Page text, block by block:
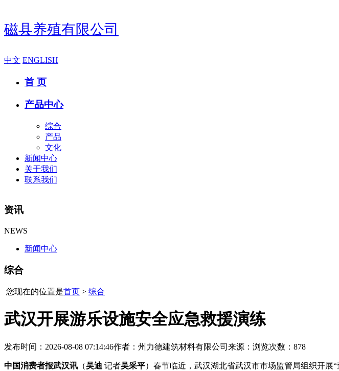
磁县养殖有限公司
中文 ENGLISH
首 页
产品中心
综合
产品
文化
新闻中心
关于我们
联系我们
资讯
NEWS
新闻中心
综合
您现在的位置是首页 > 综合
武汉开展游乐设施安全应急救援演练
发布时间：2026-08-08 07:14:46作者：州力德建筑材料有限公司 来源： 浏览次数：878
中国消费者报武汉讯 （吴迪 记者吴采平）春节临近，武汉湖北省武汉市市场监管局组织开